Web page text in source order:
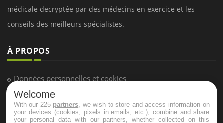
médicale decryptée par des médecins en exercice et les
conseils des meilleurs spécialistes.
À PROPOS
Données personnelles et cookies
Qui sommes-nous
Conditions d'utilisation
Welcome
With our 225 partners , we wish to store and access information on
your devices (cookies, pixels in emails, etc.), combine and share
your personal data with our partners, whether collected on this